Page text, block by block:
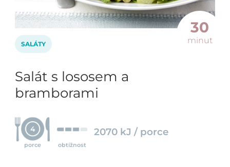
30
minut
SALÁTY
Salát s lososem a
bramborami
4
porce obtížnost
2070 kJ / porce